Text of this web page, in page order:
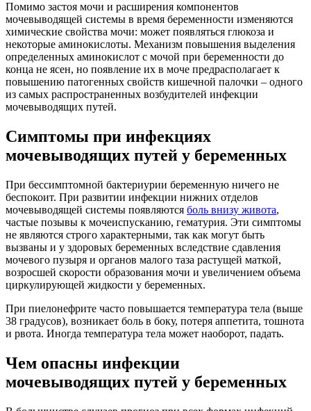
Помимо застоя мочи и расширения компонентов
мочевыводящей системы в время беременности изменяются
химические свойства мочи: может появляться глюкоза и
некоторые аминокислоты. Механизм повышения выделения
определенных аминокислот с мочой при беременности до
конца не ясен, но появление их в моче предрасполагает к
повышению патогенных свойств кишечной палочки – одного
из самых распространенных возбудителей инфекции
мочевыводящих путей.
Симптомы при инфекциях
мочевыводящих путей у беременных
При бессимптомной бактериурии беременную ничего не
беспокоит. При развитии инфекции нижних отделов
мочевыводящей системы появляются боль внизу живота,
частые позывы к мочеиспусканию, гематурия. Эти симптомы
не являются строго характерными, так как могут быть
вызваны и у здоровых беременных вследствие сдавления
мочевого пузыря и органов малого таза растущей маткой,
возросшей скорости образования мочи и увеличением объема
циркулирующей жидкости у беременных.
При пиелонефрите часто повышается температура тела (выше
38 градусов), возникает боль в боку, потеря аппетита, тошнота
и рвота. Иногда температура тела может наоборот, падать.
Чем опасны инфекции
мочевыводящих путей у беременных